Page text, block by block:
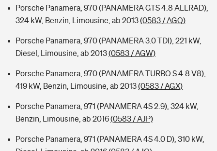
Porsche Panamera, 970 (PANAMERA GTS 4.8 ALLRAD),
324 kW, Benzin, Limousine, ab 2013(0583 / AGQ)
Porsche Panamera, 970 (PANAMERA 3.0 TDI), 221 kW,
Diesel, Limousine, ab 2013(0583 / AGW)
Porsche Panamera, 970 (PANAMERA TURBO S 4.8 V8),
419 kW, Benzin, Limousine, ab 2013(0583 / AGX)
Porsche Panamera, 971 (PANAMERA 4S 2.9), 324 kW,
Benzin, Limousine, ab 2016(0583 / AJP)
Porsche Panamera, 971 (PANAMERA 4S 4.0 D), 310 kW,